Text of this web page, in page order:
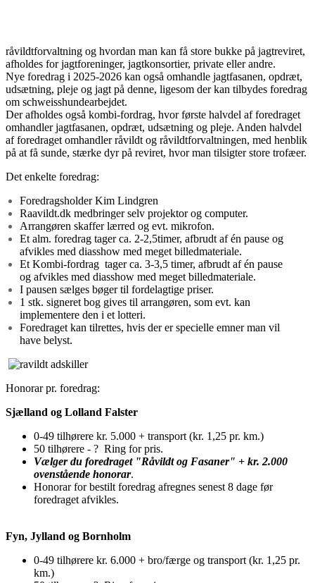
råvildtforvaltning og hvordan man kan få store bukke på jagtreviret,
afholdes for jagtforeninger, jagtkonsortier, private eller andre.
Nye foredrag i 2025-2026 kan også omhandle jagtfasanen, opdræt,
udsætning, pleje og jagt på denne, ligesom der kan tilbydes foredrag
om schweisshundearbejdet.
Der afholdes også kombi-fordrag, hvor første halvdel af foredraget
omhandler jagtfasanen, opdræt, udsætning og pleje. Anden halvdel
af foredraget omhandler råvildt og råvildtforvaltningen, med henblik
på at få sunde, stærke dyr på reviret, hvor man tilsigter store trofæer.
Det enkelte foredrag:
Foredragsholder Kim Lindgren
Raavildt.dk medbringer selv projektor og computer.
Arrangøren skaffer lærred og evt. mikrofon.
Et alm. foredrag tager ca. 2-2,5timer, afbrudt af én pause og
afvikles med diasshow med meget billedmateriale.
Et Kombi-fordrag tager ca. 3-3,5 timer, afbrudt af én pause
og afvikles med diasshow med meget billedmateriale.
I pausen sælges bøger til fordelagtige priser.
1 stk. signeret bog gives til arrangøren, som evt. kan
implementere den i et lotteri.
Foredraget kan tilrettes, hvis der er specielle emner man vil
have belyst.
Honorar pr. foredrag:
Sjælland og Lolland Falster
0-49 tilhørere kr. 5.000 + transport (kr. 1,25 pr. km.)
50 tilhørere - ? Ring for pris.
Vælger du foredraget "Råvildt og Fasaner" + kr. 2.000
ovenstående honorar.
Honorar for bestilt foredrag afregnes senest 8 dage før
foredraget afvikles.
Fyn, Jylland og Bornholm
0-49 tilhørere kr. 6.000 + bro/færge og transport (kr. 1,25 pr.
km.)